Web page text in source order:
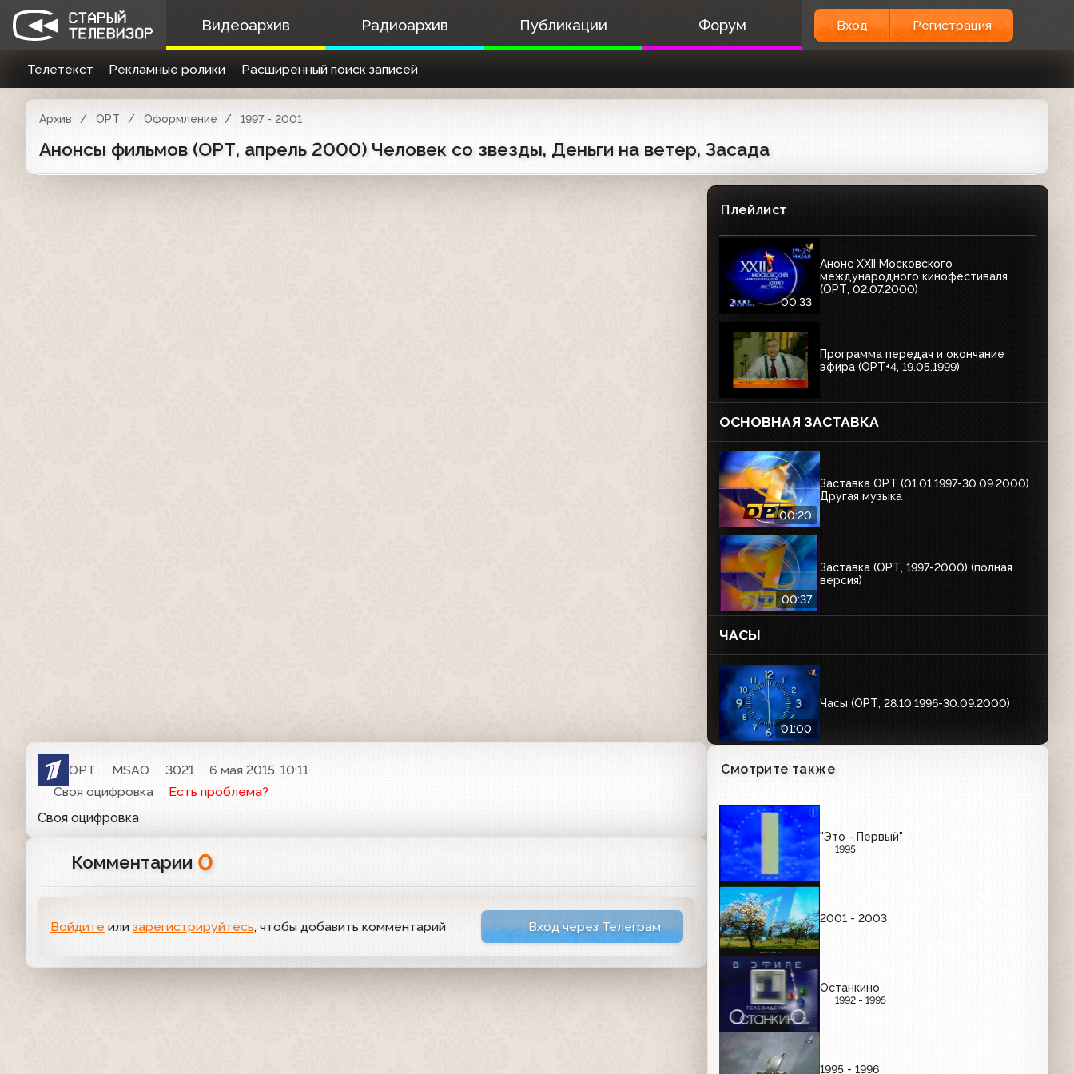
Видеоархив Радиоархив Публикации Форум Вход Регистрация
Телетекст Рекламные ролики Расширенный поиск записей
Архив ОРТ Оформление 1997 - 2001
Анонсы фильмов (ОРТ, апрель 2000) Человек со звезды, Деньги на ветер, Засада
ОРТ MSAO 3021
6 мая 2015, 10:11
Своя оцифровка
Есть проблема?
Своя оцифровка
Комментарии 0
Войдите или зарегистрируйтесь, чтобы добавить комментарий Вход через Телеграм
Плейлист
00:33
Анонс XXII Московского
международного кинофестиваля
(ОРТ, 02.07.2000)
Программа передач и окончание
эфира (ОРТ+4, 19.05.1999)
ОСНОВНАЯ ЗАСТАВКА
00:20
Заставка ОРТ (01.01.1997-30.09.2000)
Другая музыка
00:37
Заставка (ОРТ, 1997-2000) (полная
версия)
ЧАСЫ
01:00
Часы (ОРТ, 28.10.1996-30.09.2000)
01:01
Утренние
01:01
РЕКЛАМНЫЕ ЗАСТАВКИ (ЯНВАРЬ-СЕНТЯБРЬ
1997)
00:36
Смотрите также
"Это - Первый"
1995
2001 - 2003
Останкино
1992 - 1995
1995 - 1996